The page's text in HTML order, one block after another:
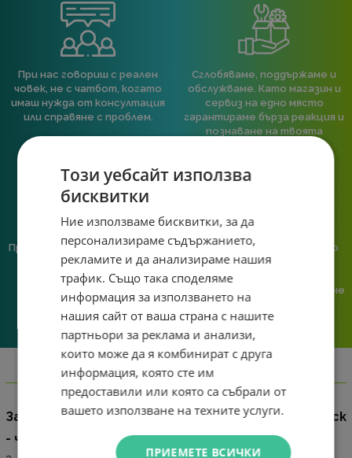
При нас говориш с реален
човек, не с чатбот, когато
имаш нужда от консултация
или справяне с проблем.
Сглобяваме, поддържаме и
обслужваме. Като магазин и
сервиз на едно място
гарантираме бърза реакция и
познаване на твоята
Предлагаме различни методи
на плащане, включително
възможност за плащане с
криптовалута.
Ние сме малък екип и точно
затова поемаме лична
отговорност за всяка
поръчка. Ако има проблем – не
го прехвърляме, а го
решаваме.
Информация
Защитен калъф Orico PHL-25 за 2.5" преносим диск
- черен
Този уебсайт използва
бисквитки
Ние използваме бисквитки, за да
персонализираме съдържанието,
рекламите и да анализираме нашия
трафик. Също така споделяме
информация за използването на
нашия сайт от ваша страна с нашите
партньори за реклама и анализи,
които може да я комбинират с друга
информация, която сте им
предоставили или която са събрали от
вашето използване на техните услуги.
ПРИЕМЕТЕ ВСИЧКИ